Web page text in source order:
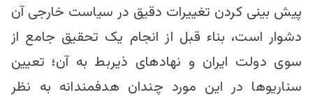
پیش بینی کردن تغییرات دقیق در سیاست خارجی آن
دشوار است، بناء قبل از انجام یک تحقیق جامع از
سوی دولت ایران و نهاد‌های ذیربط به آن؛ تعیین
سناریو‌ها در این مورد چندان هدفمندانه به نظر